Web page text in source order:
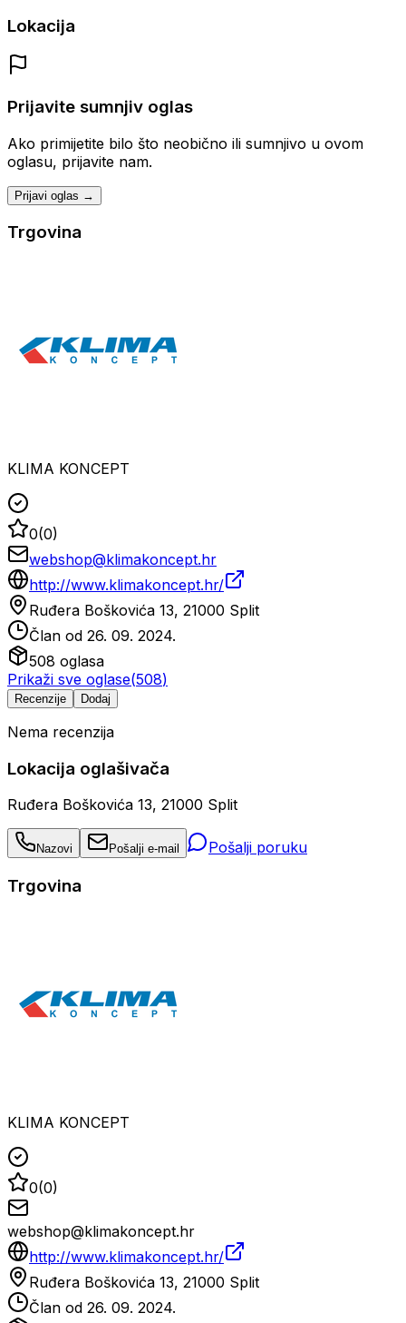
Lokacija
Prijavite sumnjiv oglas
Ako primijetite bilo što neobično ili sumnjivo u ovom
oglasu, prijavite nam.
Prijavi oglas →
Trgovina
KLIMA KONCEPT
0(0)
webshop@klimakoncept.hr
http://www.klimakoncept.hr/
Ruđera Boškovića 13, 21000 Split
Član od 26. 09. 2024.
508 oglasa
Prikaži sve oglase(508)
Recenzije Dodaj
Nema recenzija
Lokacija oglašivača
Ruđera Boškovića 13, 21000 Split
Nazovi Pošalji e-mail Pošalji poruku
Trgovina
KLIMA KONCEPT
0(0)
webshop@klimakoncept.hr
http://www.klimakoncept.hr/
Ruđera Boškovića 13, 21000 Split
Član od 26. 09. 2024.